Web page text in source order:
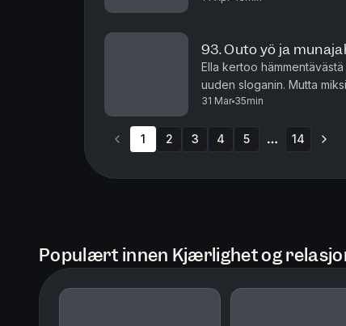
93. Outo yö ja
Ella kertoo
uuden sloganin. Mutta
pääsiäisestä ja L-
31 Mar 35min
1 2 3 4 5 14
Populært innen Kjærlighet og